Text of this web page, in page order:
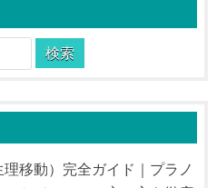
理移動）完全ガイド｜プラノ